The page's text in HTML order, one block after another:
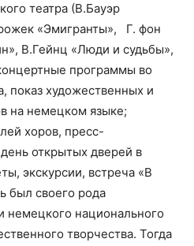
театра (В.Бауэр
«Эмигранты», Г. фон
В.Гейнц «Люди и судьбы»,
программы во
показ художественных и
на немецком языке;
хоров, пресс-
открытых дверей в
экскурсии, встреча «В
был своего рода
немецкого национального
творчества. Тогда